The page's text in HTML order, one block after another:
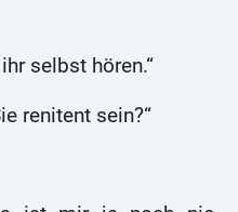
selbst hören.“
renitent sein?“